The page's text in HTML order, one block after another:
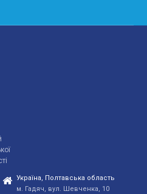
з 90-ми
І.М.
година.
Україна, Полтавська область
м. Гадяч, вул. Шевченка, 10